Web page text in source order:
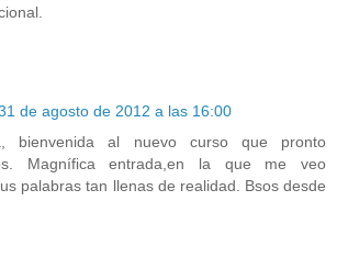
de agosto de 2012 a las 16:00
bienvenida al nuevo curso que pronto
Magnífica entrada,en la que me veo
palabras tan llenas de realidad. Bsos desde